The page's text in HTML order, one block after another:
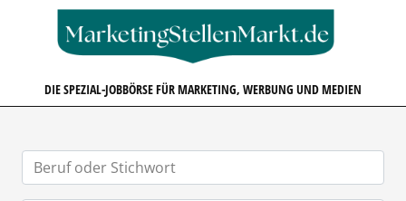
DIE SPEZIAL-JOBBÖRSE FÜR MARKETING, WERBUNG UND MEDIEN